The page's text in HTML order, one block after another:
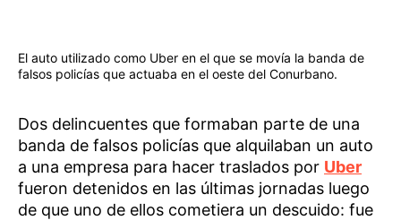
El auto utilizado como Uber en el que se movía la banda de
falsos policías que actuaba en el oeste del Conurbano.
Dos delincuentes que formaban parte de una
banda de falsos policías que alquilaban un auto
a una empresa para hacer traslados por Uber
fueron detenidos en las últimas jornadas luego
de que uno de ellos cometiera un descuido: fue